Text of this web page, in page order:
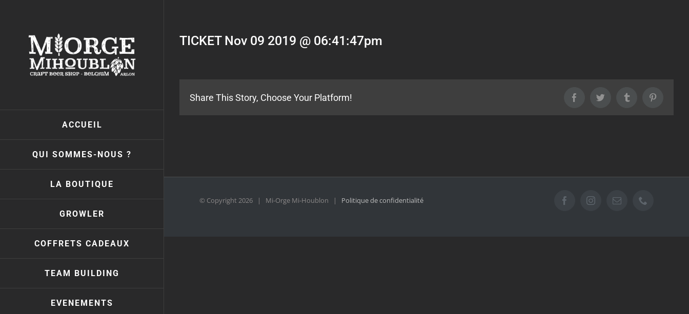
ACCUEIL
QUI SOMMES-NOUS ?
LA BOUTIQUE
GROWLER
COFFRETS CADEAUX
TEAM BUILDING
EVENEMENTS
TICKET Nov 09 2019 @ 06:41:47pm
Share This Story, Choose Your Platform! FacebookTwitter Tumblr
© Copyright2026 | Mi-Orge Mi-Houblon | Politique de confidentialité FacebookInstagramEmail